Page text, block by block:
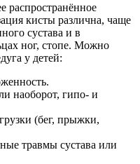
распространённое
кисты различна, чаще
сустава и в
ног, стопе. Можно
у детей:
наоборот, гипо- и
(бег, прыжки,
травмы сустава или